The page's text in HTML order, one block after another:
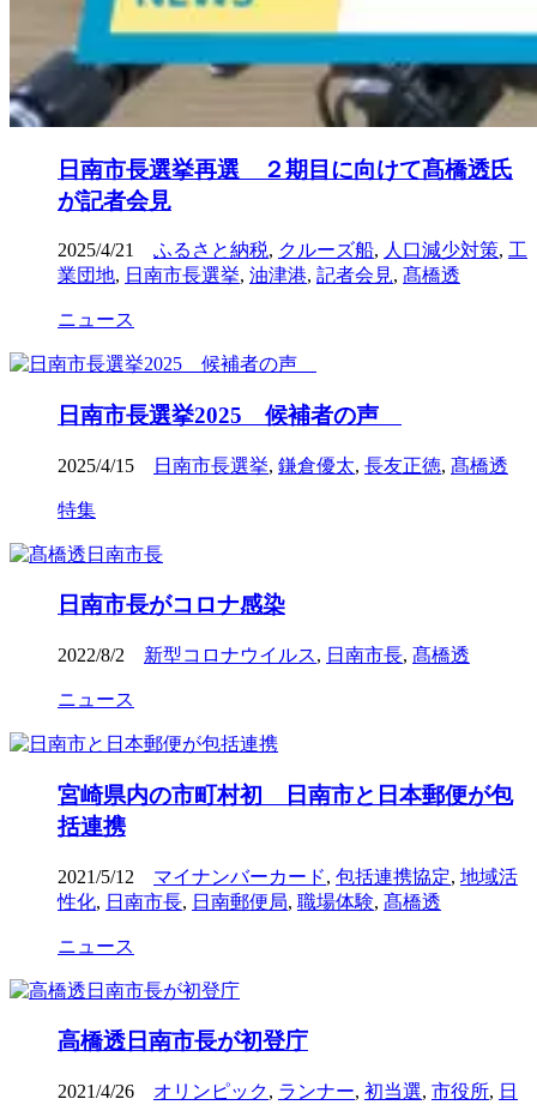
日南市長選挙再選 ２期目に向けて髙橋透氏
が記者会見
2025/4/21 ふるさと納税, クルーズ船, 人口減少対策, 工
業団地, 日南市長選挙, 油津港, 記者会見, 髙橋透
ニュース
日南市長選挙2025 候補者の声
2025/4/15 日南市長選挙, 鎌倉優太, 長友正徳, 髙橋透
特集
日南市長がコロナ感染
2022/8/2 新型コロナウイルス, 日南市長, 髙橋透
ニュース
宮崎県内の市町村初 日南市と日本郵便が包
括連携
2021/5/12 マイナンバーカード, 包括連携協定, 地域活
性化, 日南市長, 日南郵便局, 職場体験, 髙橋透
ニュース
高橋透日南市長が初登庁
2021/4/26 オリンピック, ランナー, 初当選, 市役所, 日